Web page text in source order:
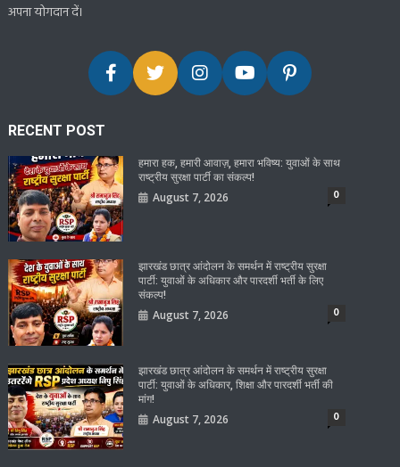
अपना योगदान दें।
RECENT POST
हमारा हक, हमारी आवाज़, हमारा भविष्य: युवाओं के साथ
राष्ट्रीय सुरक्षा पार्टी का संकल्प!
August 7, 2026 0
झारखंड छात्र आंदोलन के समर्थन में राष्ट्रीय सुरक्षा
पार्टी: युवाओं के अधिकार और पारदर्शी भर्ती के लिए
संकल्प!
August 7, 2026 0
झारखंड छात्र आंदोलन के समर्थन में राष्ट्रीय सुरक्षा
पार्टी: युवाओं के अधिकार, शिक्षा और पारदर्शी भर्ती की
मांग!
August 7, 2026 0